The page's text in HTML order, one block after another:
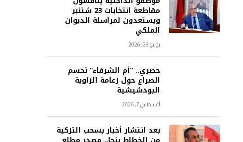
مقاطعة انتخابات 23 شتنبر
ويستعدون لمراسلة الديوان
الملكي
يوليو 28, 2026
حصري.. “أم الشرفاء” تحسم
الصراع حول زعامة الزاوية
البودشيشية
أغسطس 7, 2026
بعد انتشار أخبار بسحب التزكية